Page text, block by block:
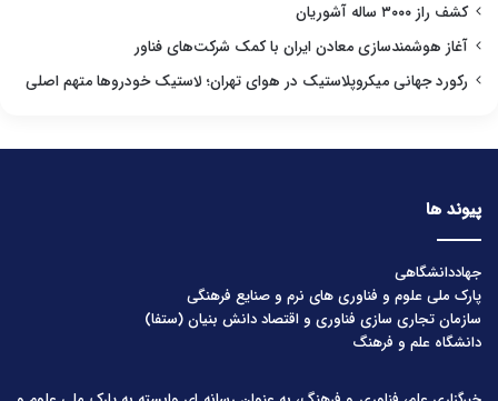
کشف راز ۳۰۰۰ ساله آشوریان
آغاز هوشمندسازی معادن ایران با کمک شرکت‌های فناور
رکورد جهانی میکروپلاستیک در هوای تهران؛ لاستیک خودروها متهم اصلی
پیوند ها
جهاددانشگاهی
پارک ملی علوم و فناوری های نرم و صنایع فرهنگی
سازمان تجاری سازی فناوری و اقتصاد دانش بنیان (ستفا)
دانشگاه علم و فرهنگ